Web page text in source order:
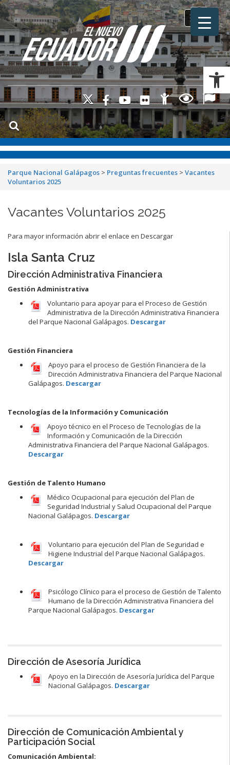
Toggle
Parque Nacional Galápagos > Preguntas frecuentes > Vacantes
Voluntarios 2025
Vacantes Voluntarios 2025
Para mayor información abrir el enlace en Descargar
Isla Santa Cruz
Dirección Administrativa Financiera
Gestión Administrativa
Voluntario para apoyar para el Proceso de Gestión
Administrativa de la Dirección Administrativa Financiera
del Parque Nacional Galápagos. Descargar
Gestión Financiera
Apoyo para el proceso de Gestión Financiera de la
Dirección Administrativa Financiera del Parque Nacional
Galápagos. Descargar
Tecnologías de la Información y Comunicación
Apoyo técnico en el Proceso de Tecnologías de la
Información y Comunicación de la Dirección
Administrativa Financiera del Parque Nacional Galápagos.
Descargar
Gestión de Talento Humano
Médico Ocupacional para ejecución del Plan de
Seguridad Industrial y Salud Ocupacional del Parque
Nacional Galápagos. Descargar
Voluntario para ejecución del Plan de Seguridad e
Higiene Industrial del Parque Nacional Galápagos.
Descargar
Psicólogo Clínico para el proceso de Gestión de Talento
Humano de la Dirección Administrativa Financiera del
Parque Nacional Galápagos. Descargar
Dirección de Asesoría Jurídica
Apoyo en la Dirección de Asesoría Jurídica del Parque
Nacional Galápagos. Descargar
Dirección de Comunicación Ambiental y
Participación Social
Comunicación Ambiental: